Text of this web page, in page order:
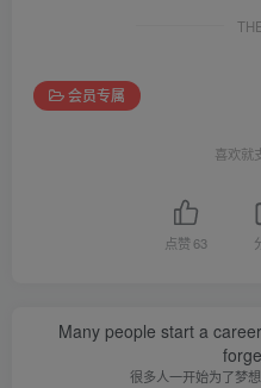
会员专属
喜欢就
点赞63
Many people start a
很多人一开始为了梦